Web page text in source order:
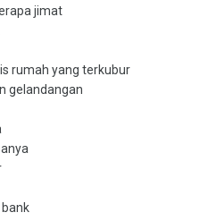
jimat
rumah yang terkubur
gelandangan
bank